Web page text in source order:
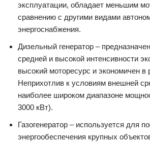
эксплуатации, обладает меньшим
сравнению с другими видами
энергоснабжения.
Дизельный генератор –
средней и высокой интенсивности
высокий моторесурс и экономичен в
Неприхотлив к условиям внешней
наиболее широком диапазоне
3000 кВт).
Газогенератор – используется для
энергообеспечения крупных